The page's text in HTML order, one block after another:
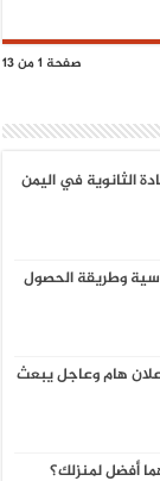
صفحة 1 من 13
الثانوية في اليمن
وطريقة الحصول
هام وعاجل يبعث
أفضل لمنزلك؟